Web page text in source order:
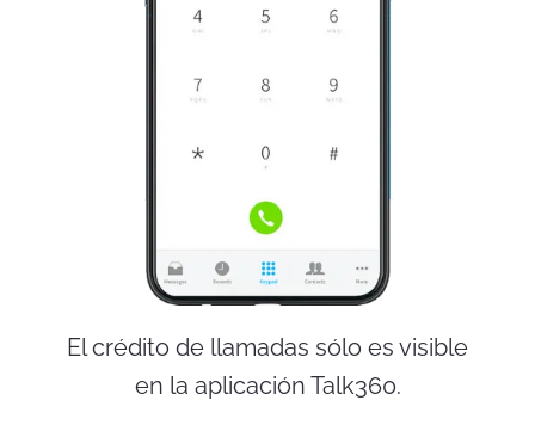
El crédito de llamadas sólo es visible
en la aplicación Talk360.